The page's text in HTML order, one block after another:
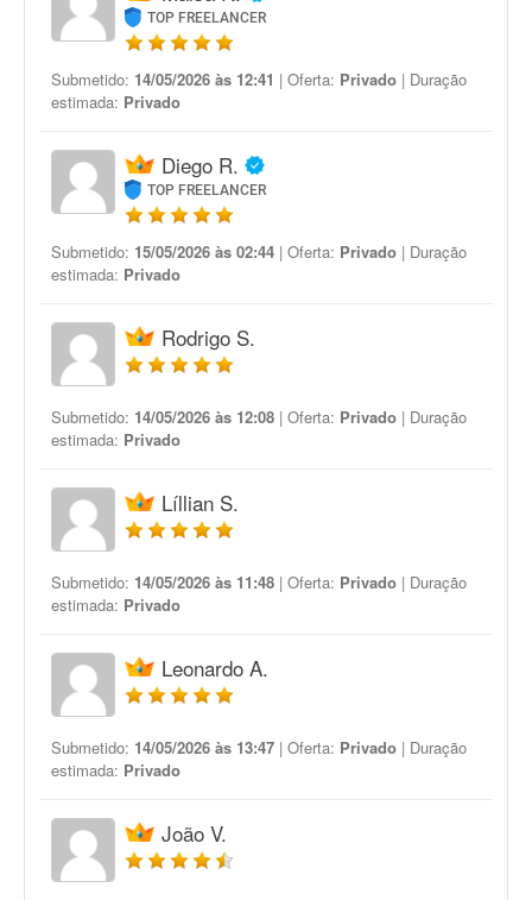
TOP FREELANCER
Submetido: 14/05/2026 às 12:41 | Oferta: Privado | Duração
estimada: Privado
Diego R.
TOP FREELANCER
Submetido: 15/05/2026 às 02:44 | Oferta: Privado | Duração
estimada: Privado
Rodrigo S.
Submetido: 14/05/2026 às 12:08 | Oferta: Privado | Duração
estimada: Privado
Líllian S.
Submetido: 14/05/2026 às 11:48 | Oferta: Privado | Duração
estimada: Privado
Leonardo A.
Submetido: 14/05/2026 às 13:47 | Oferta: Privado | Duração
estimada: Privado
João V.